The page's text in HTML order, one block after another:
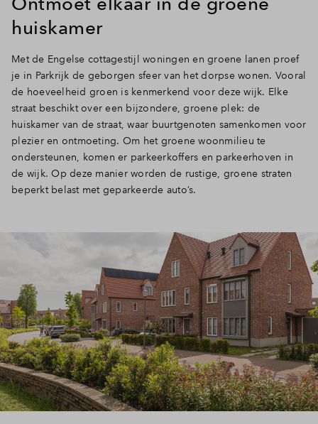
huiskamer
Met de Engelse cottagestijl woningen en groene lanen proef
je in Parkrijk de geborgen sfeer van het dorpse wonen. Vooral
de hoeveelheid groen is kenmerkend voor deze wijk. Elke
straat beschikt over een bijzondere, groene plek: de
huiskamer van de straat, waar buurtgenoten samenkomen voor
plezier en ontmoeting. Om het groene woonmilieu te
ondersteunen, komen er parkeerkoffers en parkeerhoven in
de wijk. Op deze manier worden de rustige, groene straten
beperkt belast met geparkeerde auto’s.